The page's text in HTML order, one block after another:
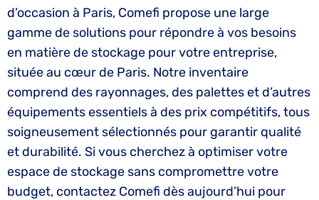
d’occasion à Paris, Comefi propose une large
gamme de solutions pour répondre à vos besoins
en matière de stockage pour votre entreprise,
située au cœur de Paris. Notre inventaire
comprend des rayonnages, des palettes et d’autres
équipements essentiels à des prix compétitifs, tous
soigneusement sélectionnés pour garantir qualité
et durabilité. Si vous cherchez à optimiser votre
espace de stockage sans compromettre votre
budget, contactez Comefi dès aujourd’hui pour